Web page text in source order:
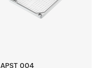
APST 004